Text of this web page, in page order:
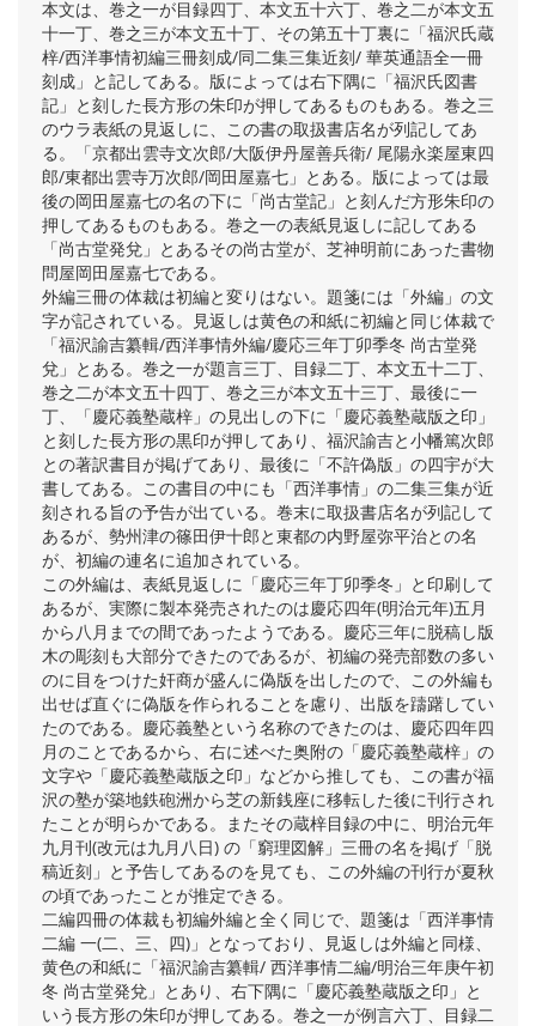
本文は、巻之一が目録四丁、本文五十六丁、巻之二が本文五
十一丁、巻之三が本文五十丁、その第五十丁裏に「福沢氏蔵
梓/西洋事情初編三冊刻成/同二集三集近刻/ 華英通語全一冊
刻成」と記してある。版によっては右下隅に「福沢氏図書
記」と刻した長方形の朱印が押してあるものもある。巻之三
のウラ表紙の見返しに、この書の取扱書店名が列記してあ
る。「京都出雲寺文次郎/大阪伊丹屋善兵衛/ 尾陽永楽屋東四
郎/東都出雲寺万次郎/岡田屋嘉七」とある。版によっては最
後の岡田屋嘉七の名の下に「尚古堂記」と刻んだ方形朱印の
押してあるものもある。巻之一の表紙見返しに記してある
「尚古堂発兌」とあるその尚古堂が、芝神明前にあった書物
問屋岡田屋嘉七である。
外編三冊の体裁は初編と変りはない。題箋には「外編」の文
字が記されている。見返しは黄色の和紙に初編と同じ体裁で
「福沢諭吉纂輯/西洋事情外編/慶応三年丁卯季冬 尚古堂発
兌」とある。巻之一が題言三丁、目録二丁、本文五十二丁、
巻之二が本文五十四丁、巻之三が本文五十三丁、最後に一
丁、「慶応義塾蔵梓」の見出しの下に「慶応義塾蔵版之印」
と刻した長方形の黒印が押してあり、福沢諭吉と小幡篤次郎
との著訳書目が掲げてあり、最後に「不許偽版」の四宇が大
書してある。この書目の中にも「西洋事情」の二集三集が近
刻される旨の予告が出ている。巻末に取扱書店名が列記して
あるが、勢州津の篠田伊十郎と東都の内野屋弥平治との名
が、初編の連名に追加されている。
この外編は、表紙見返しに「慶応三年丁卯季冬」と印刷して
あるが、実際に製本発売されたのは慶応四年(明治元年)五月
から八月までの間であったようである。慶応三年に脱稿し版
木の彫刻も大部分できたのであるが、初編の発売部数の多い
のに目をつけた奸商が盛んに偽版を出したので、この外編も
出せば直ぐに偽版を作られることを慮り、出版を躊躇してい
たのである。慶応義塾という名称のできたのは、慶応四年四
月のことであるから、右に述べた奥附の「慶応義塾蔵梓」の
文字や「慶応義塾蔵版之印」などから推しても、この書が福
沢の塾が築地鉄砲洲から芝の新銭座に移転した後に刊行され
たことが明らかである。またその蔵梓目録の中に、明治元年
九月刊(改元は九月八日) の「窮理図解」三冊の名を掲げ「脱
稿近刻」と予告してあるのを見ても、この外編の刊行が夏秋
の頃であったことが推定できる。
二編四冊の体裁も初編外編と全く同じで、題箋は「西洋事情
二編 一(二、三、四)」となっており、見返しは外編と同様、
黄色の和紙に「福沢諭吉纂輯/ 西洋事情二編/明治三年庚午初
冬 尚古堂発兌」とあり、右下隅に「慶応義塾蔵版之印」と
いう長方形の朱印が押してある。巻之一が例言六丁、目録二